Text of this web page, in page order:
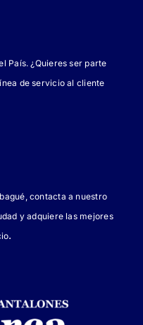
País. ¿Quieres ser parte
de servicio al cliente
contacta a nuestro
y adquiere las mejores
.